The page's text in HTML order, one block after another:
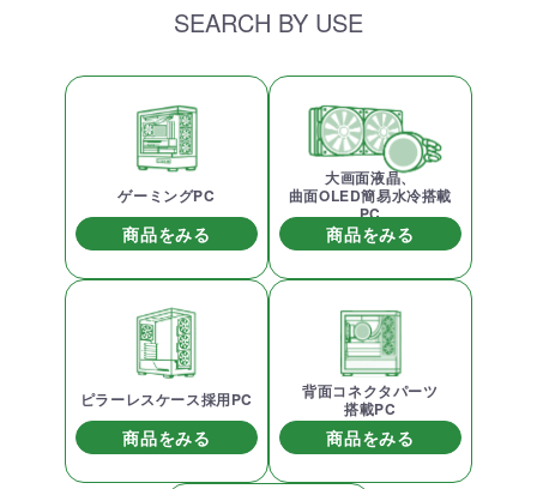
SEARCH BY USE
ゲーミングPC
商品をみる
大画面液晶、
曲面OLED簡易水冷搭載
PC
商品をみる
ピラーレスケース採用PC
商品をみる
背面コネクタパーツ
搭載PC
商品をみる